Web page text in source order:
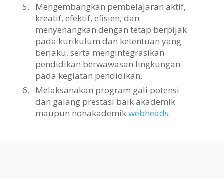
5.
Mengembangkan pembelajaran aktif,
kreatif, efektif, efisien, dan
menyenangkan dengan tetap berpijak
pada kurikulum dan ketentuan yang
berlaku, serta mengintegrasikan
pendidikan berwawasan lingkungan
pada kegiatan pendidikan.
6.
Melaksanakan program gali potensi
dan galang prestasi baik akademik
maupun nonakademikwebheads.